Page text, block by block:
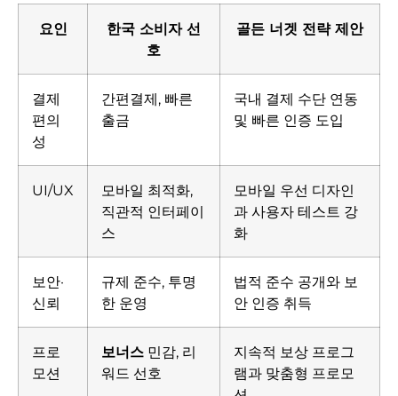
요인
한국 소비자 선
호
골든 너겟 전략 제안
결제
편의
성
간편결제, 빠른
출금
국내 결제 수단 연동
및 빠른 인증 도입
UI/UX
모바일 최적화,
직관적 인터페이
스
모바일 우선 디자인
과 사용자 테스트 강
화
보안·
신뢰
규제 준수, 투명
한 운영
법적 준수 공개와 보
안 인증 취득
프로
모션
보너스 민감, 리
워드 선호
지속적 보상 프로그
램과 맞춤형 프로모